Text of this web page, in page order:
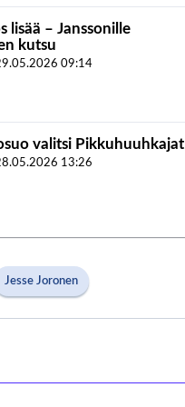
lisää – Janssonille
kutsu
09:14
valitsi Pikkuhuuhkajat
13:26
Jesse Joronen